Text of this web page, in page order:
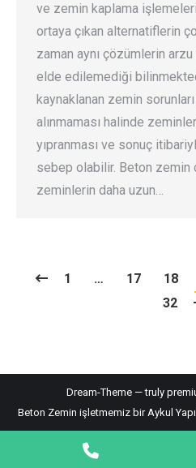
ve zemin kaplama
ortaya çıkan alternatiflerin
zaman aynı çözümlerin
elde edilemediği
kaynaklanan zemin
alınmaması halinde
yıpranması ve sonuç
sebep olabilir. Beton
zeminlerin daha uzun…
1 … 17 18
32
Dream-Theme — truly
Beton Zemin işletmemiz bir Aykul